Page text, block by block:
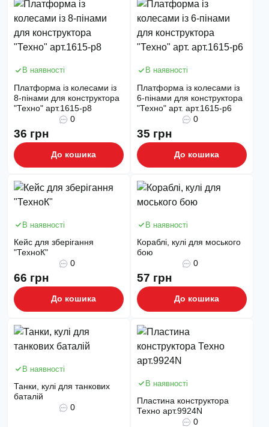
В наявності
Платформа із колесами із
8-пінами для конструктора
"Техно" арт.1615-p8
0
36 грн
До кошика
В наявності
Платформа із колесами із
6-пінами для конструктора
"Техно" арт. арт.1615-p6
0
35 грн
До кошика
В наявності
Кейс для зберігання
"ТехноК"
0
66 грн
До кошика
В наявності
Кораблі, кулі для моського
бою
0
57 грн
До кошика
В наявності
Танки, кулі для танкових
баталій
0
В наявності
Пластина конструктора
Техно арт.9924N
0